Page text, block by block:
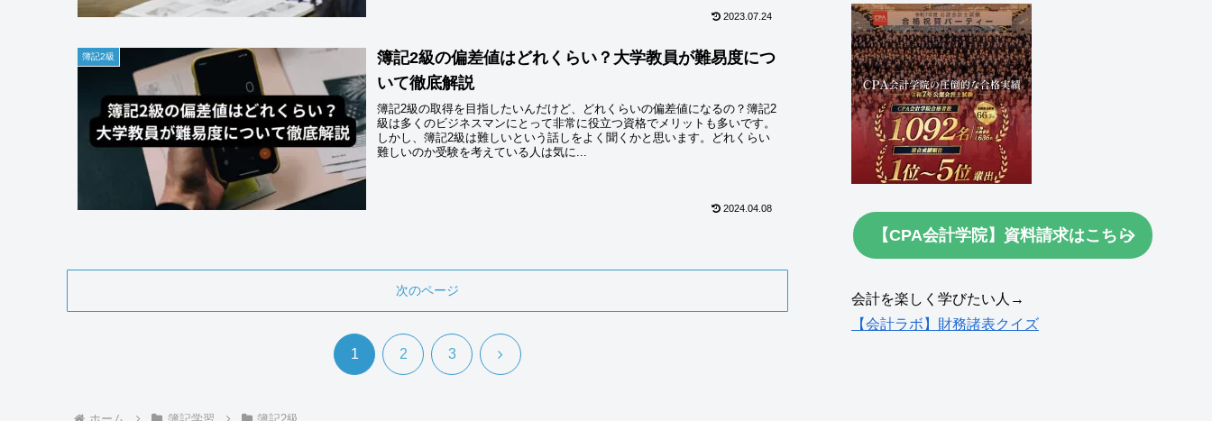
2023.07.24
簿記2級
簿記2級の偏差値はどれくらい？大学教員が難易度につ
いて徹底解説
簿記2級の取得を目指したいんだけど、どれくらいの偏差値になるの？簿記2
級は多くのビジネスマンにとって非常に役立つ資格でメリットも多いです。
しかし、簿記2級は難しいという話しをよく聞くかと思います。どれくらい
難しいのか受験を考えている人は気に...
2024.04.08
次のページ
1 2 3 次
【CPA会計学院】資料請求はこちら
会計を楽しく学びたい人→
【会計ラボ】財務諸表クイズ